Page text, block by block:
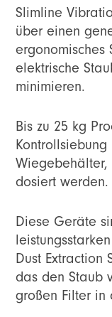
Slimline
über einen
ergonomisches
elektrische
minimieren.
Bis zu 25 kg
Wiegebehälter,
dosiert werden.
Diese Geräte
Dust Extraction
das den Staub
großen Filter in